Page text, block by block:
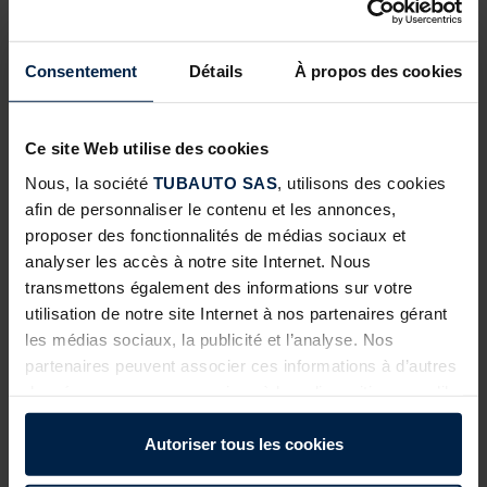
Consentement Détails À propos des cookies
Ce site Web utilise des cookies
Nous, la société TUBAUTO SAS , utilisons des cookies
afin de personnaliser le contenu et les annonces,
proposer des fonctionnalités de médias sociaux et
analyser les accès à notre site Internet. Nous
transmettons également des informations sur votre
utilisation de notre site Internet à nos partenaires gérant
les médias sociaux, la publicité et l’analyse. Nos
partenaires peuvent associer ces informations à d’autres
ont collectées dans le cadre de votre utilisation des
Légalement, nous pouvons stocker des cookies sur votre
Autoriser tous les cookies
15
JUIL
COULEUR ANTHRACITE – POURQUOI EST-ELLE SI
DEMANDÉE ET OÙ L’UTILISER ?
Élégante, intemporelle et polyvalente, la couleur anthracite a